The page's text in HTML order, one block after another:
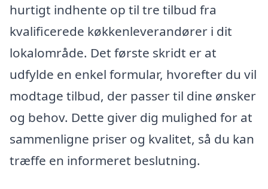
hurtigt indhente op til tre tilbud fra
kvalificerede køkkenleverandører i dit
lokalområde. Det første skridt er at
udfylde en enkel formular, hvorefter du vil
modtage tilbud, der passer til dine ønsker
og behov. Dette giver dig mulighed for at
sammenligne priser og kvalitet, så du kan
træffe en informeret beslutning.